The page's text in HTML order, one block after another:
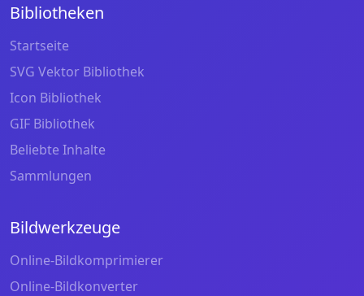
Bibliotheken
Startseite
SVG Vektor Bibliothek
Icon Bibliothek
GIF Bibliothek
Beliebte Inhalte
Sammlungen
Bildwerkzeuge
Online-Bildkomprimierer
Online-Bildkonverter